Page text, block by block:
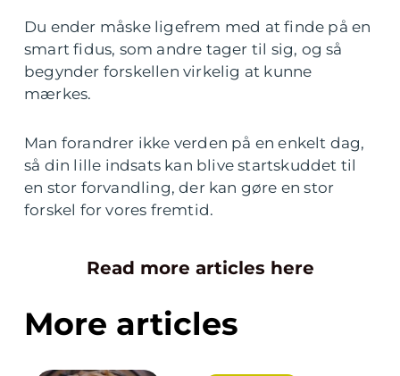
Du ender måske ligefrem med at finde på en
smart fidus, som andre tager til sig, og så
begynder forskellen virkelig at kunne
mærkes.
Man forandrer ikke verden på en enkelt dag,
så din lille indsats kan blive startskuddet til
en stor forvandling, der kan gøre en stor
forskel for vores fremtid.
Read more articles here
More articles